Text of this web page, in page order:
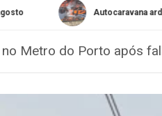
Autocaravana ardeu junto à
Metro do Porto após